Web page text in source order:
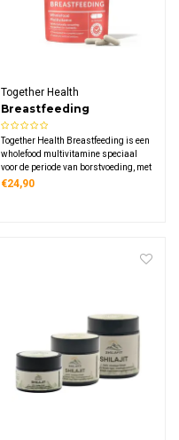
Together Health
Breastfeeding
Together Health Breastfeeding is een
wholefood multivitamine speciaal
voor de periode van borstvoeding, met
ijzer, B12, magnesium, jodium en
€24,90